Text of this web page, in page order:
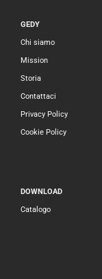
GEDY
Chi siamo
Mission
Storia
Contattaci
Privacy Policy
Cookie Policy
DOWNLOAD
Catalogo